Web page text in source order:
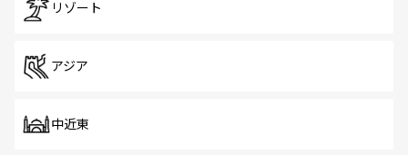
リゾート
アジア
中近東